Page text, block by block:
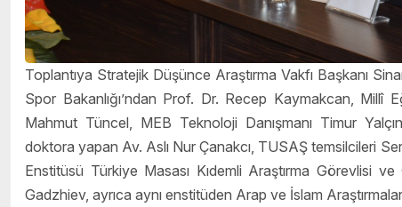
Toplantıya Stratejik Düşünce Araştırma Vakfı Başkanı
Spor Bakanlığı’ndan Prof. Dr. Recep Kaymakcan, Millî
Mahmut Tüncel, MEB Teknoloji Danışmanı Timur
doktora yapan Av. Aslı Nur Çanakcı, TUSAŞ temsilcileri
Enstitüsü Türkiye Masası Kıdemli Araştırma Görevlisi
Gadzhiev, ayrıca aynı enstitüden Arap ve İslam